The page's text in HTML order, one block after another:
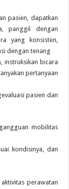
pasien, dapatkan
panggil dengan
yang konsisten,
dengan tenang
instruksikan bicara
pertanyaan
pasien dan
mobilitas
kondisinya, dan
perawatan